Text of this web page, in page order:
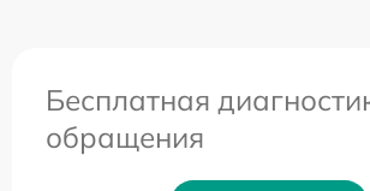
Бесплатная
обращения